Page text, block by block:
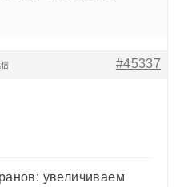
#45337
увеличиваем